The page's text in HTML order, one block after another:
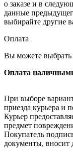
о заказе и в
данные
выбирайте другие
Оплата
Вы можете выбрать
Оплата
При выборе
приезда курьера и
Курьер
предмет
Покупатель
документы, вносит